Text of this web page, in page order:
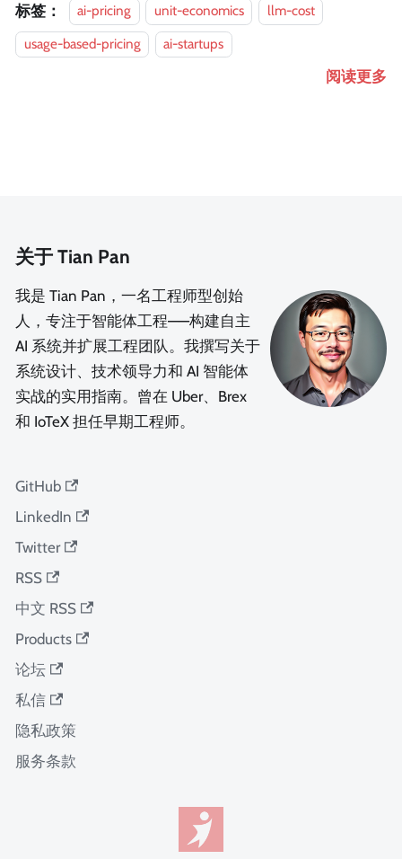
标签： ai-pricing unit-economics
llm-cost
usage-based-pricing
ai-startups
阅读更多
关于 Tian Pan
我是 Tian Pan，一名工程师型创始
人，专注于智能体工程——构建自主
AI 系统并扩展工程团队。我撰写关于
系统设计、技术领导力和 AI 智能体
实战的实用指南。曾在 Uber、Brex
和 IoTeX 担任早期工程师。
GitHub
LinkedIn
Twitter
RSS
中文 RSS
Products
论坛
私信
隐私政策
服务条款